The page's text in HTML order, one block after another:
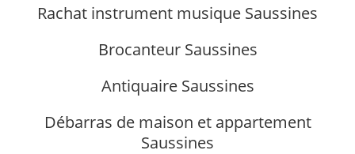
Rachat instrument musique Saussines
Brocanteur Saussines
Antiquaire Saussines
Débarras de maison et appartement
Saussines